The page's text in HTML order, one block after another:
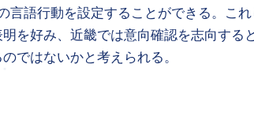
言語行動を設定することができる。こ
を好み、近畿では意向確認を志向する
ではないかと考えられる。